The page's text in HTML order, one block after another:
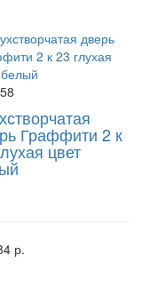
Граффити 2 к
цвет
р.